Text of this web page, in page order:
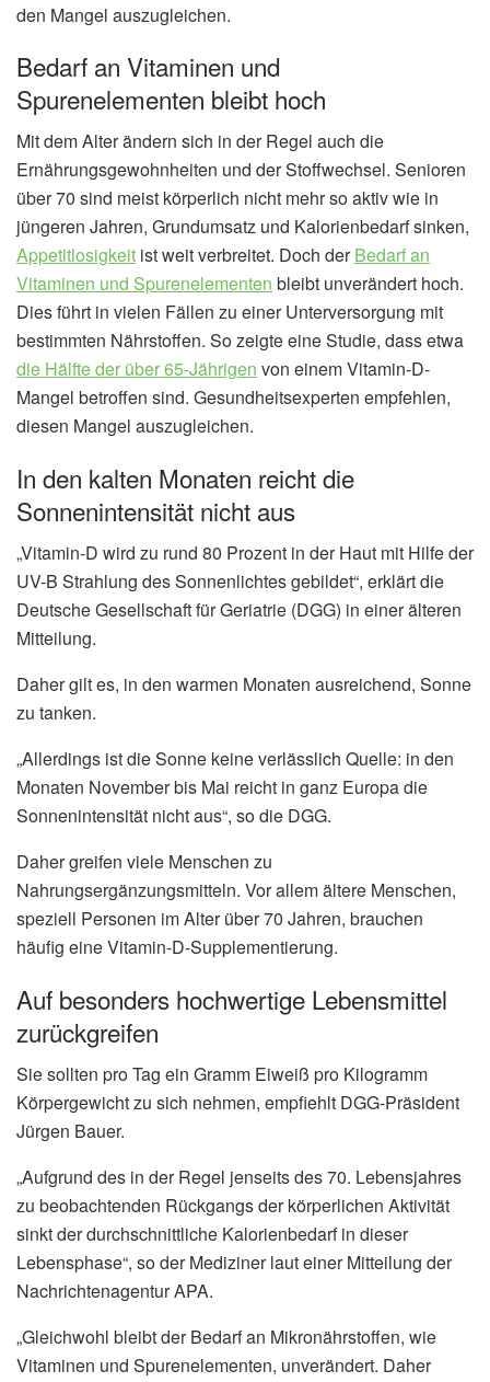
den Mangel auszugleichen.
Bedarf an Vitaminen und
Spurenelementen bleibt hoch
Mit dem Alter ändern sich in der Regel auch die
Ernährungsgewohnheiten und der Stoffwechsel. Senioren
über 70 sind meist körperlich nicht mehr so aktiv wie in
jüngeren Jahren, Grundumsatz und Kalorienbedarf sinken,
Appetitlosigkeit ist weit verbreitet. Doch derBedarf an
Vitaminen und Spurenelementen bleibt unverändert hoch.
Dies führt in vielen Fällen zu einer Unterversorgung mit
bestimmten Nährstoffen. So zeigte eine Studie, dass etwa
die Hälfte der über 65-Jährigen von einem Vitamin-D-
Mangel betroffen sind. Gesundheitsexperten empfehlen,
diesen Mangel auszugleichen.
In den kalten Monaten reicht die
Sonnenintensität nicht aus
„Vitamin-D wird zu rund 80 Prozent in der Haut mit Hilfe der
UV-B Strahlung des Sonnenlichtes gebildet“, erklärt die
Deutsche Gesellschaft für Geriatrie (DGG) in einer älteren
Mitteilung.
Daher gilt es, in den warmen Monaten ausreichend, Sonne
zu tanken.
„Allerdings ist die Sonne keine verlässlich Quelle: in den
Monaten November bis Mai reicht in ganz Europa die
Sonnenintensität nicht aus“, so die DGG.
Daher greifen viele Menschen zu
Nahrungsergänzungsmitteln. Vor allem ältere Menschen,
speziell Personen im Alter über 70 Jahren, brauchen
häufig eine Vitamin-D-Supplementierung.
Auf besonders hochwertige Lebensmittel
zurückgreifen
Sie sollten pro Tag ein Gramm Eiweiß pro Kilogramm
Körpergewicht zu sich nehmen, empfiehlt DGG-Präsident
Jürgen Bauer.
„Aufgrund des in der Regel jenseits des 70. Lebensjahres
zu beobachtenden Rückgangs der körperlichen Aktivität
sinkt der durchschnittliche Kalorienbedarf in dieser
Lebensphase“, so der Mediziner laut einer Mitteilung der
Nachrichtenagentur APA.
„Gleichwohl bleibt der Bedarf an Mikronährstoffen, wie
Vitaminen und Spurenelementen, unverändert. Daher